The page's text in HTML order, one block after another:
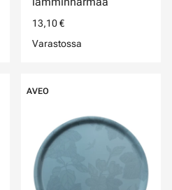
13,10 €
Varastossa
AVEO